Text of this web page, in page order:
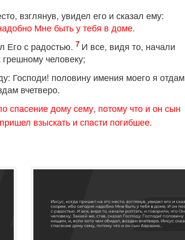
взглянув, увидел его и сказал ему:
Мне быть у тебя в доме.
Его с радостью.
И все, видя то, начали
человеку;
Господи! половину имения моего я отдам
вчетверо.
спасение дому сему, потому что и он сын
взыскать и спасти погибшее.